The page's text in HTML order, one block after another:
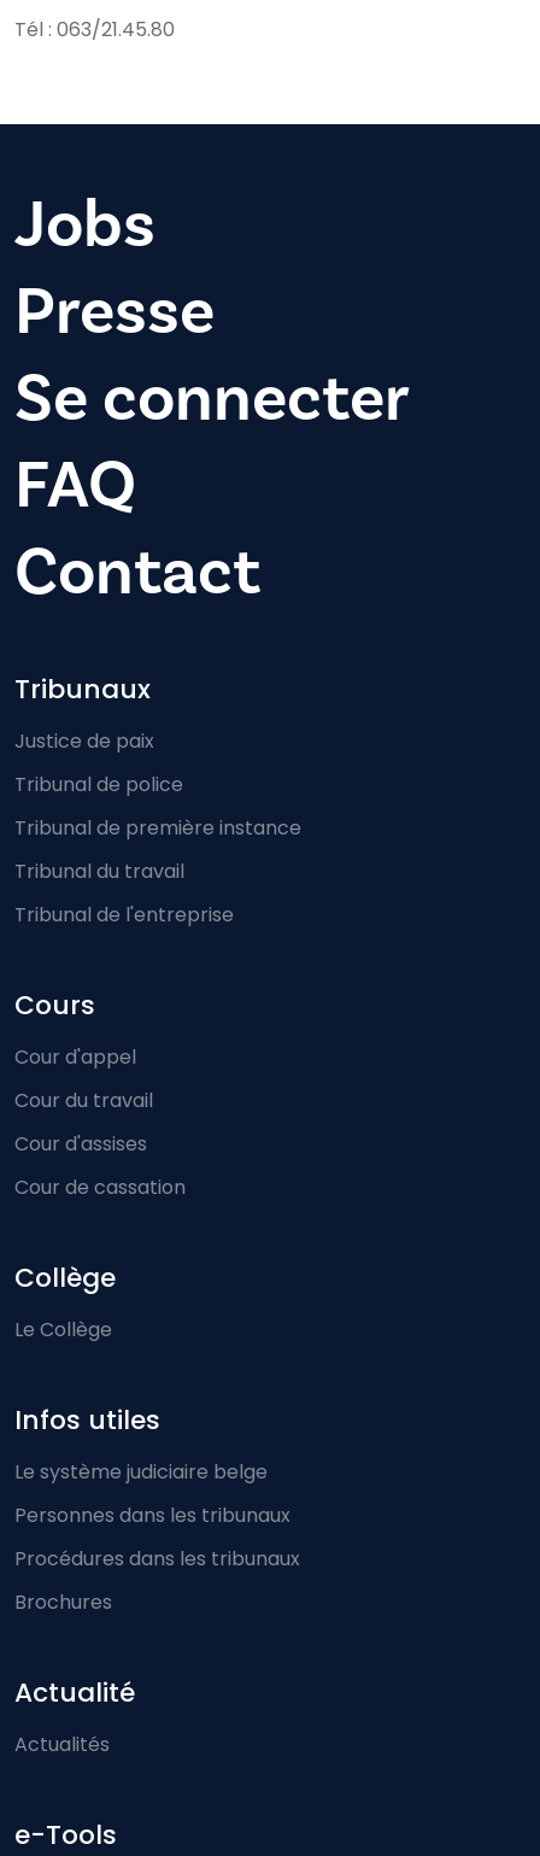
Tél : 063/21.45.80
Jobs
Presse
Se connecter
FAQ
Contact
Footer-menu
Tribunaux
Justice de paix
Tribunal de police
Tribunal de première instance
Tribunal du travail
Tribunal de l'entreprise
Cours
Cour d'appel
Cour du travail
Cour d'assises
Cour de cassation
Collège
Le Collège
Infos utiles
Le système judiciaire belge
Personnes dans les tribunaux
Procédures dans les tribunaux
Brochures
Actualité
Actualités
e-Tools